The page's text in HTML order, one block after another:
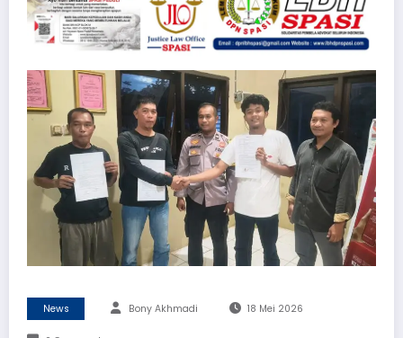
News Bony Akhmadi 18 Mei 2026